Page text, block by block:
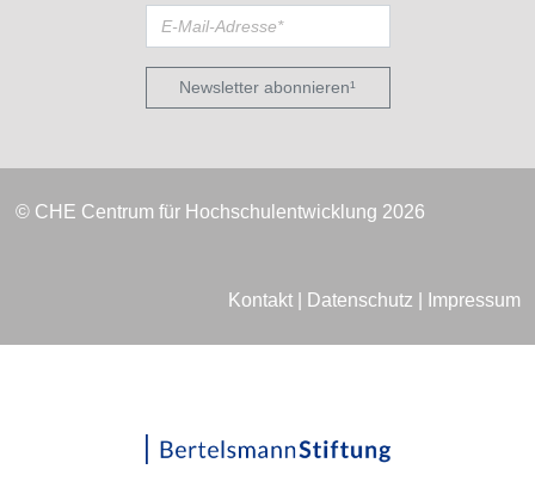
Newsletter abonnieren¹
© CHE Centrum für Hochschulentwicklung 2026
Kontakt| Datenschutz Impressum